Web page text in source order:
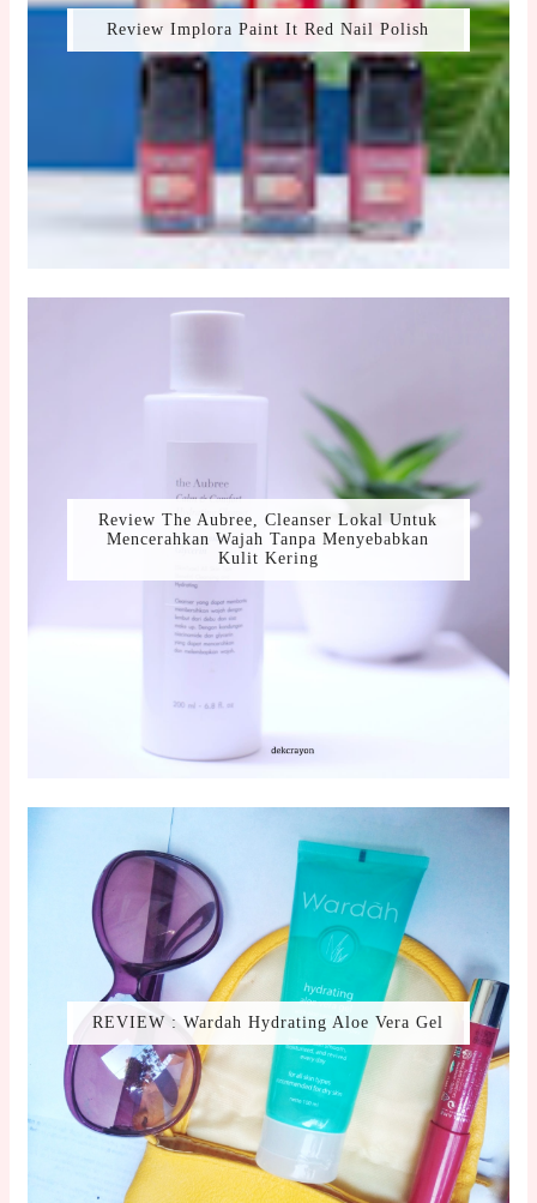
Review Implora Paint It Red Nail Polish
Review The Aubree, Cleanser Lokal Untuk
Mencerahkan Wajah Tanpa Menyebabkan
Kulit Kering
REVIEW : Wardah Hydrating Aloe Vera Gel